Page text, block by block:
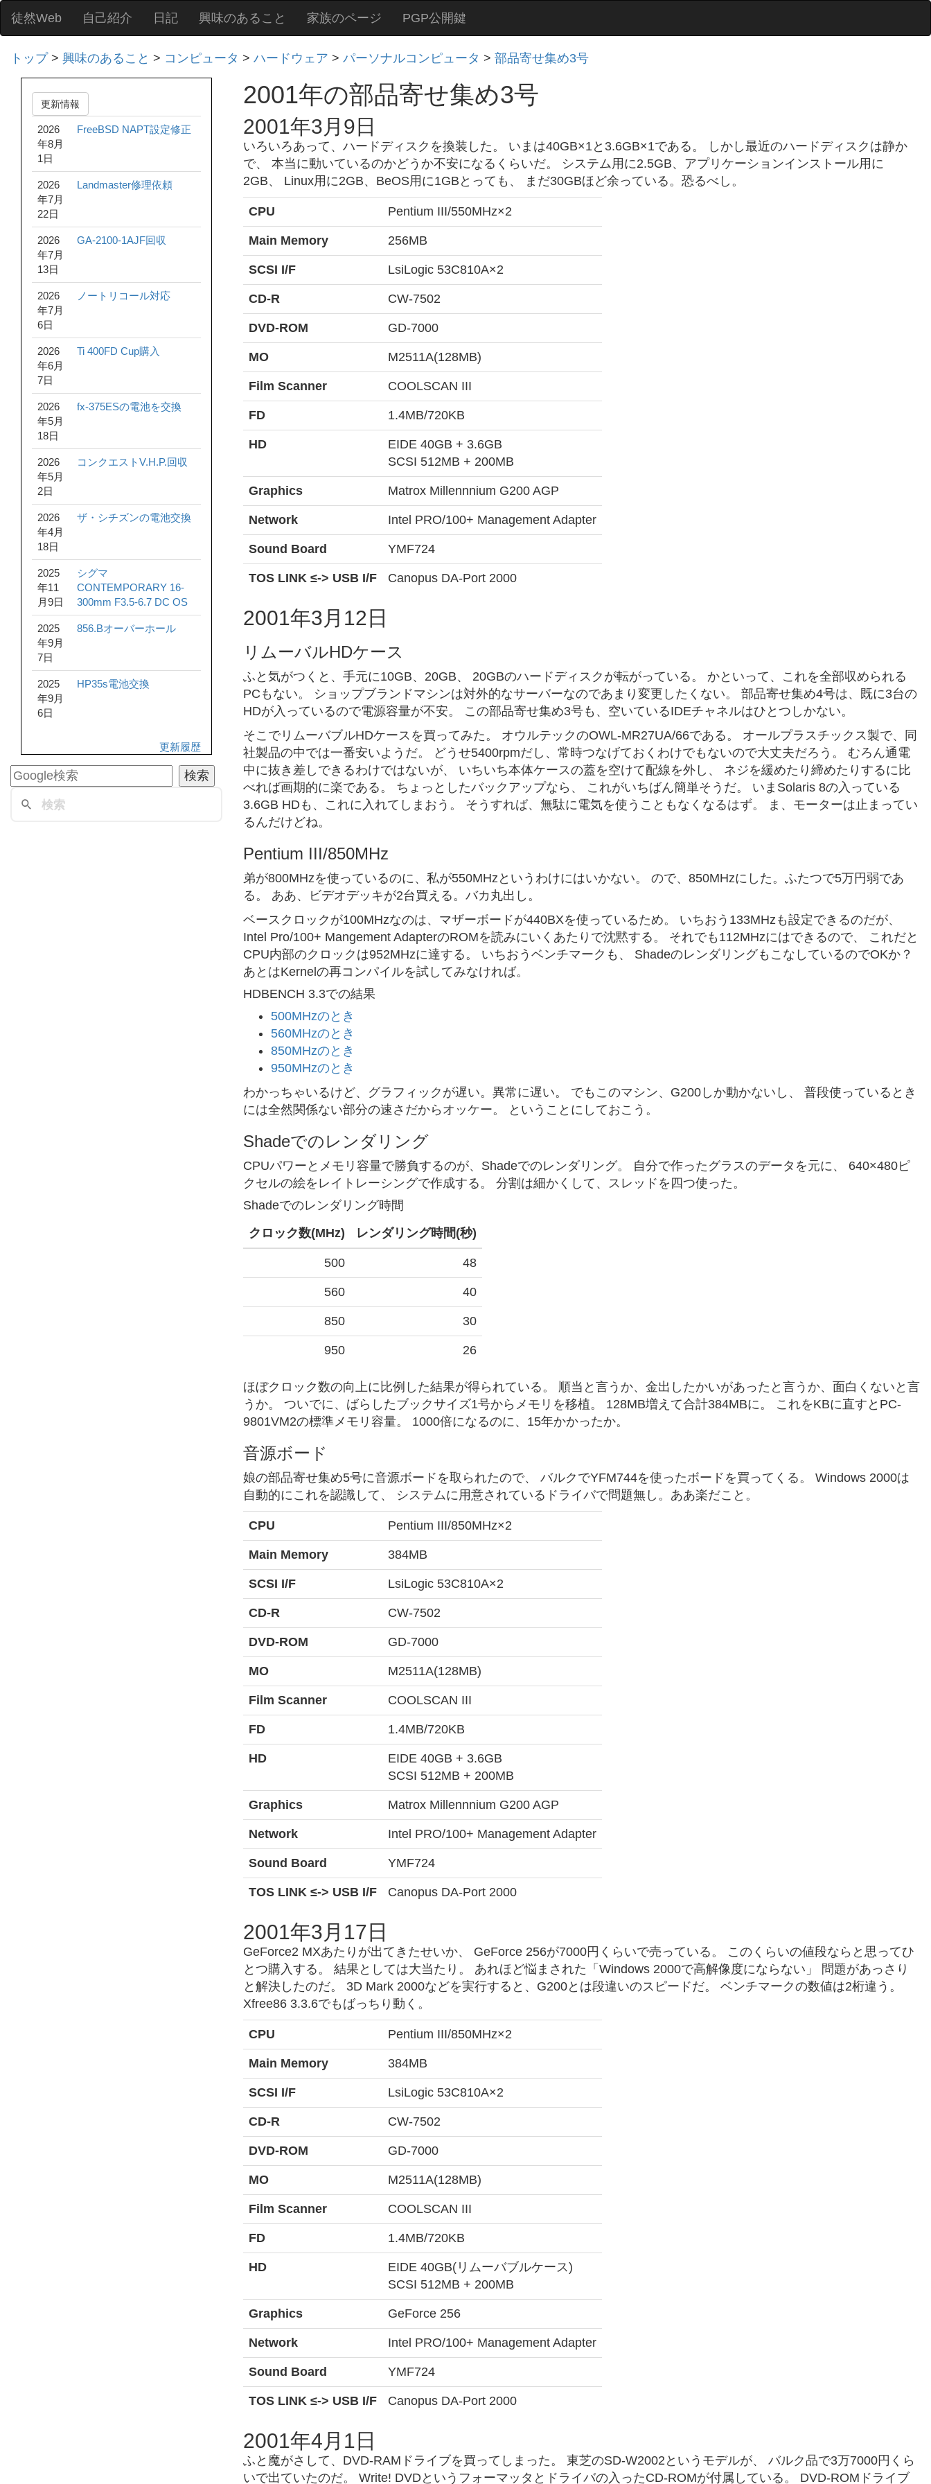
徒然Web 自己紹介 日記 興味のあること 家族のページ PGP公開鍵
トップ> 興味のあること > コンピュータ > ハードウェア > パーソナルコンピュータ > 部品寄せ集め3号
更新情報
2026
年8月
1日
FreeBSD NAPT設定修正
2026
年7月
22日
Landmaster修理依頼
2026
年7月
13日
GA-2100-1AJF回収
2026
年7月
6日
ノートリコール対応
2026
年6月
7日
Ti 400FD Cup購入
2026
年5月
18日
fx-375ESの電池を交換
2026
年5月
2日
コンクエストV.H.P.回収
2026
年4月
18日
ザ・シチズンの電池交換
2025
年11
月9日
シグマ
CONTEMPORARY 16-
300mm F3.5-6.7 DC OS
2025
年9月
7日
856.Bオーバーホール
2025
年9月
6日
HP35s電池交換
更新履歴
2001年の部品寄せ集め3号
2001年3月9日
いろいろあって、ハードディスクを換装した。 いまは40GB×1と3.6GB×1である。 しかし最近のハードディスクは静か
で、 本当に動いているのかどうか不安になるくらいだ。 システム用に2.5GB、アプリケーションインストール用に
2GB、 Linux用に2GB、BeOS用に1GBとっても、 まだ30GBほど余っている。恐るべし。
CPU Pentium III/550MHz×2
Main Memory 256MB
SCSI I/F LsiLogic 53C810A×2
CD-R CW-7502
DVD-ROM GD-7000
MO M2511A(128MB)
Film Scanner COOLSCAN III
FD 1.4MB/720KB
HD
EIDE 40GB + 3.6GB
SCSI 512MB + 200MB
Graphics Matrox Millennnium G200 AGP
Network Intel PRO/100+ Management Adapter
Sound Board YMF724
TOS LINK ≤-> USB I/F Canopus DA-Port 2000
2001年3月12日
リムーバルHDケース
ふと気がつくと、手元に10GB、20GB、 20GBのハードディスクが転がっている。 かといって、これを全部収められる
PCもない。 ショップブランドマシンは対外的なサーバーなのであまり変更したくない。 部品寄せ集め4号は、既に3台の
HDが入っているので電源容量が不安。 この部品寄せ集め3号も、空いているIDEチャネルはひとつしかない。
そこでリムーバブルHDケースを買ってみた。 オウルテックのOWL-MR27UA/66である。 オールプラスチックス製で、同
社製品の中では一番安いようだ。 どうせ5400rpmだし、常時つなげておくわけでもないので大丈夫だろう。 むろん通電
中に抜き差しできるわけではないが、 いちいち本体ケースの蓋を空けて配線を外し、 ネジを緩めたり締めたりするに比
べれば画期的に楽である。 ちょっとしたバックアップなら、 これがいちばん簡単そうだ。 いまSolaris 8の入っている
3.6GB HDも、これに入れてしまおう。 そうすれば、無駄に電気を使うこともなくなるはず。 ま、モーターは止まってい
るんだけどね。
Pentium III/850MHz
弟が800MHzを使っているのに、私が550MHzというわけにはいかない。 ので、850MHzにした。ふたつで5万円弱であ
る。 ああ、ビデオデッキが2台買える。バカ丸出し。
ベースクロックが100MHzなのは、マザーボードが440BXを使っているため。 いちおう133MHzも設定できるのだが、
Intel Pro/100+ Mangement AdapterのROMを読みにいくあたりで沈黙する。 それでも112MHzにはできるので、 これだと
CPU内部のクロックは952MHzに達する。 いちおうベンチマークも、 ShadeのレンダリングもこなしているのでOKか？
あとはKernelの再コンパイルを試してみなければ。
HDBENCH 3.3での結果
500MHzのとき
560MHzのとき
850MHzのとき
950MHzのとき
わかっちゃいるけど、グラフィックが遅い。異常に遅い。 でもこのマシン、G200しか動かないし、 普段使っているとき
には全然関係ない部分の速さだからオッケー。 ということにしておこう。
Shadeでのレンダリング
CPUパワーとメモリ容量で勝負するのが、Shadeでのレンダリング。 自分で作ったグラスのデータを元に、 640×480ピ
クセルの絵をレイトレーシングで作成する。 分割は細かくして、スレッドを四つ使った。
Shadeでのレンダリング時間
クロック数(MHz)
レンダリング時間(秒)
500 48
560 40
850 30
950 26
ほぼクロック数の向上に比例した結果が得られている。 順当と言うか、金出したかいがあったと言うか、面白くないと言
うか。 ついでに、ばらしたブックサイズ1号からメモリを移植。 128MB増えて合計384MBに。 これをKBに直すとPC-
9801VM2の標準メモリ容量。 1000倍になるのに、15年かかったか。
音源ボード
娘の部品寄せ集め5号に音源ボードを取られたので、 バルクでYFM744を使ったボードを買ってくる。 Windows 2000は
自動的にこれを認識して、 システムに用意されているドライバで問題無し。ああ楽だこと。
CPU Pentium III/850MHz×2
Main Memory 384MB
SCSI I/F LsiLogic 53C810A×2
CD-R CW-7502
DVD-ROM GD-7000
MO M2511A(128MB)
Film Scanner COOLSCAN III
FD 1.4MB/720KB
HD
EIDE 40GB + 3.6GB
SCSI 512MB + 200MB
Graphics Matrox Millennnium G200 AGP
Network Intel PRO/100+ Management Adapter
Sound Board YMF724
TOS LINK ≤-> USB I/F Canopus DA-Port 2000
2001年3月17日
GeForce2 MXあたりが出てきたせいか、 GeForce 256が7000円くらいで売っている。 このくらいの値段ならと思ってひ
とつ購入する。 結果としては大当たり。 あれほど悩まされた「Windows 2000で高解像度にならない」 問題があっさり
と解決したのだ。 3D Mark 2000などを実行すると、G200とは段違いのスピードだ。 ベンチマークの数値は2桁違う。
Xfree86 3.3.6でもばっちり動く。
CPU Pentium III/850MHz×2
Main Memory 384MB
SCSI I/F LsiLogic 53C810A×2
CD-R CW-7502
DVD-ROM GD-7000
MO M2511A(128MB)
Film Scanner COOLSCAN III
FD 1.4MB/720KB
HD
EIDE 40GB(リムーバブルケース)
SCSI 512MB + 200MB
Graphics GeForce 256
Network Intel PRO/100+ Management Adapter
Sound Board YMF724
TOS LINK ≤-> USB I/F Canopus DA-Port 2000
2001年4月1日
ふと魔がさして、DVD-RAMドライブを買ってしまった。 東芝のSD-W2002というモデルが、 バルク品で3万7000円くら
いで出ていたのだ。 Write! DVDというフォーマッタとドライバの入ったCD-ROMが付属している。 DVD-ROMドライブ